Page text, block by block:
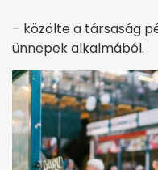
– közölte a társaság
ünnepek alkalmából.